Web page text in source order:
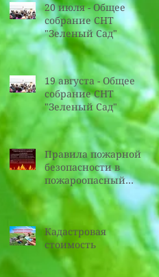
20 июля - Общее
собрание СНТ
"Зеленый Сад"
19 августа - Общее
собрание СНТ
"Зеленый Сад"
Правила пожарной
безопасности в
пожароопасный
период
Кадастровая
стоимость